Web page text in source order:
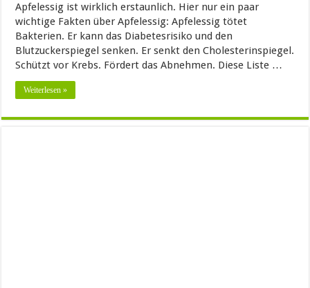
Apfelessig ist wirklich erstaunlich. Hier nur ein paar
wichtige Fakten über Apfelessig: Apfelessig tötet
Bakterien. Er kann das Diabetesrisiko und den
Blutzuckerspiegel senken. Er senkt den Cholesterinspiegel.
Schützt vor Krebs. Fördert das Abnehmen. Diese Liste …
Weiterlesen »